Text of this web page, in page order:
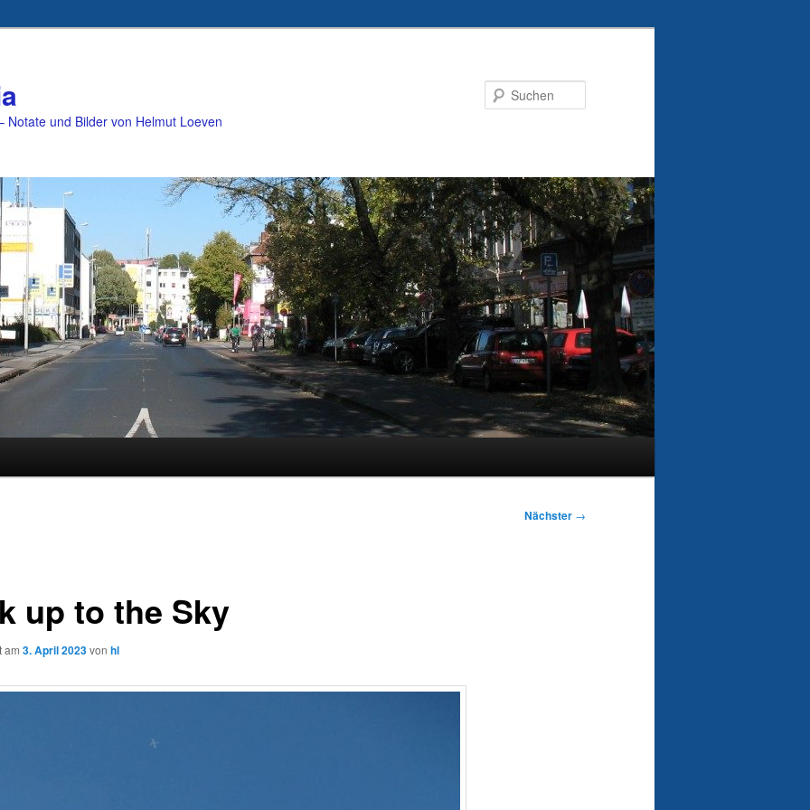
Notate und Bilder von Helmut Loeven
Nächster →
up to the Sky
am 3. April 2023von hl